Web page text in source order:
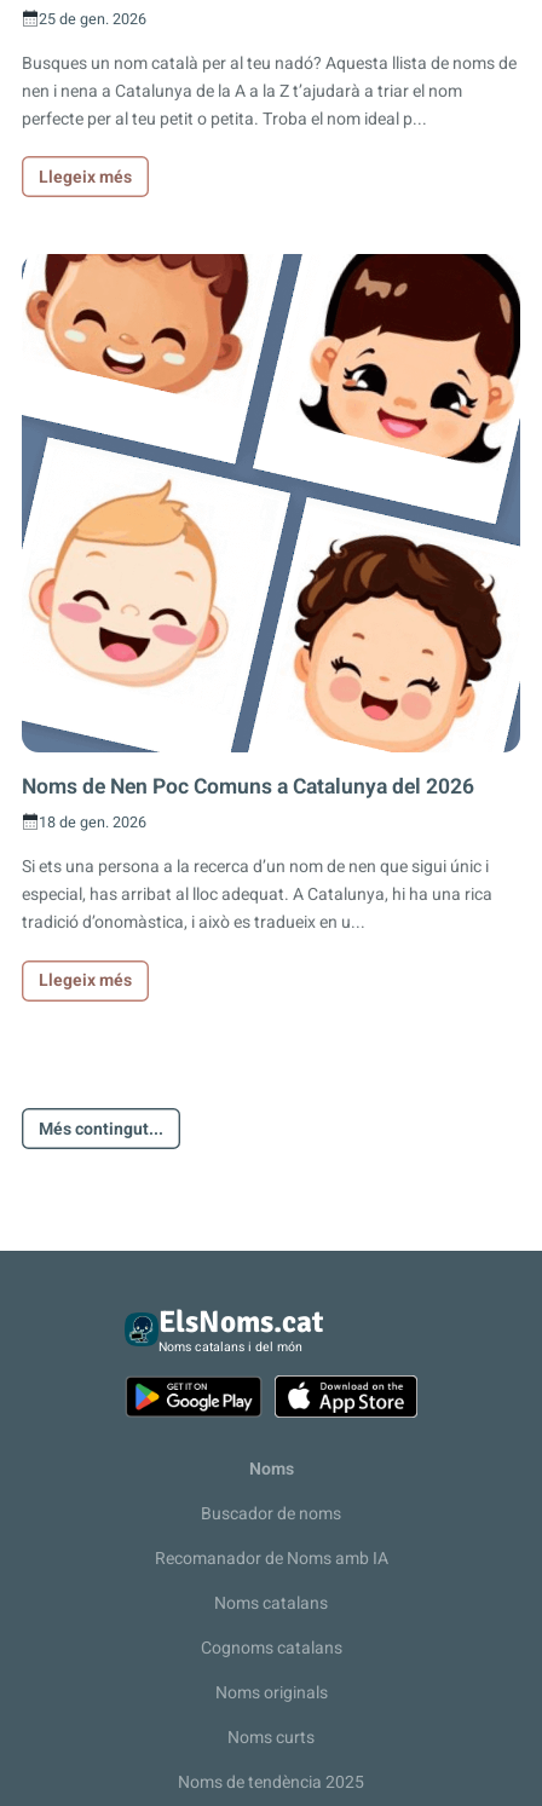
25 de gen. 2026
Busques un nom català per al teu nadó? Aquesta llista de noms de
nen i nena a Catalunya de la A a la Z t’ajudarà a triar el nom
perfecte per al teu petit o petita. Troba el nom ideal p...
Llegeix més
Noms de Nen Poc Comuns a Catalunya del 2026
18 de gen. 2026
Si ets una persona a la recerca d’un nom de nen que sigui únic i
especial, has arribat al lloc adequat. A Catalunya, hi ha una rica
tradició d’onomàstica, i això es tradueix en u...
Llegeix més
Més contingut...
ElsNoms.cat
Noms catalans i del món
Noms
Buscador de noms
Recomanador de Noms amb IA
Noms catalans
Cognoms catalans
Noms originals
Noms curts
Noms de tendència 2025